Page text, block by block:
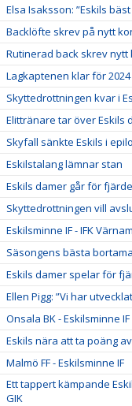
Elsa Isaksson: ”Eskils
Backlöfte skrev på nytt
Rutinerad back skrev nytt
Lagkaptenen klar för 2024
Skyttedrottningen kvar i
Elittränare tar över Eskils
Skyfall sänkte Eskils i
Eskilstalang lämnar stan
Eskils damer går för
Skyttedrottningen vill
Eskilsminne IF - IFK
Säsongens bästa
Eskils damer spelar för
Ellen Pigg: ”Vi har
Onsala BK - Eskilsminne IF
Eskils nära att ta poäng av
Malmö FF - Eskilsminne IF
Ett tappert kämpande
GIK